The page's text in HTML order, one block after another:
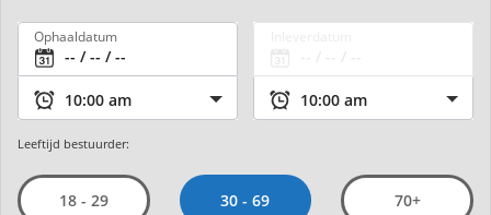
Ophaaldatum
Leeftijd bestuurder:
18 - 29 30 - 69 70+